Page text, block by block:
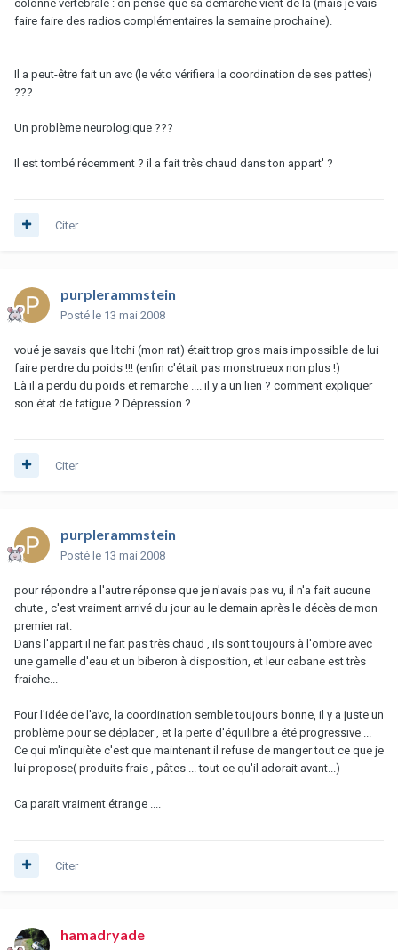
colonne vertébrale : on pense que sa démarche vient de là (mais je vais
faire faire des radios complémentaires la semaine prochaine).
Il a peut-être fait un avc (le véto vérifiera la coordination de ses pattes)
???
Un problème neurologique ???
Il est tombé récemment ? il a fait très chaud dans ton appart' ?
Citer
purplerammstein
Posté le 13 mai 2008
voué je savais que litchi (mon rat) était trop gros mais impossible de lui
faire perdre du poids !!! (enfin c'était pas monstrueux non plus !)
Là il a perdu du poids et remarche .... il y a un lien ? comment expliquer
son état de fatigue ? Dépression ?
Citer
purplerammstein
Posté le 13 mai 2008
pour répondre a l'autre réponse que je n'avais pas vu, il n'a fait aucune
chute , c'est vraiment arrivé du jour au le demain après le décès de mon
premier rat.
Dans l'appart il ne fait pas très chaud , ils sont toujours à l'ombre avec
une gamelle d'eau et un biberon à disposition, et leur cabane est très
fraiche...
Pour l'idée de l'avc, la coordination semble toujours bonne, il y a juste un
problème pour se déplacer , et la perte d'équilibre a été progressive ...
Ce qui m'inquiète c'est que maintenant il refuse de manger tout ce que je
lui propose( produits frais , pâtes ... tout ce qu'il adorait avant...)
Ca parait vraiment étrange ....
Citer
hamadryade